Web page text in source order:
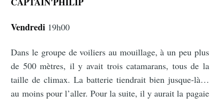
Vendredi 19h00
Dans le groupe de voiliers au mouillage, à un peu plus
de 500 mètres, il y avait trois catamarans, tous de la
taille de climax. La batterie tiendrait bien jusque-là…
au moins pour l’aller. Pour la suite, il y aurait la pagaie